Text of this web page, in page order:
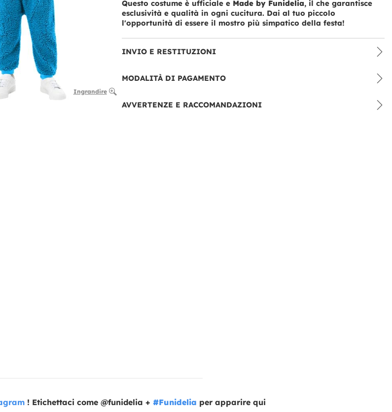
Ingrandire
Questo costume è ufficiale e Made by Funidelia, il che garantisce
esclusività e qualità in ogni cucitura. Dai al tuo piccolo
l'opportunità di essere il mostro più simpatico della festa!
INVIO E RESTITUZIONI
MODALITÀ DI PAGAMENTO
AVVERTENZE E RACCOMANDAZIONI
! Etichettaci come @funidelia + #Funidelia per apparire qui